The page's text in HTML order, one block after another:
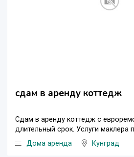
сдам в аренду коттедж
Сдам в аренду коттедж с
длительный срок. Услуги маклера
Дома аренда
Кунград